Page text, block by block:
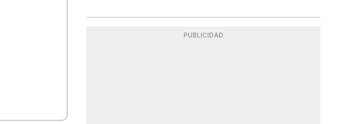
PUBLICIDAD